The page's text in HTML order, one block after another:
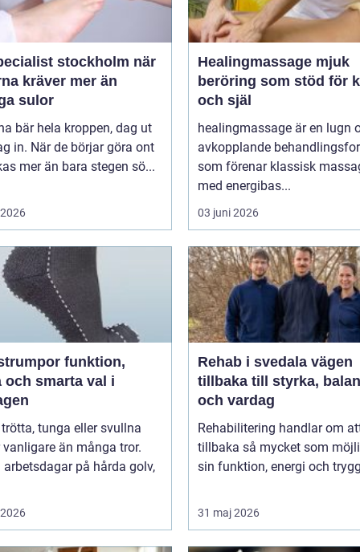
stockholm när
kräver mer än
sulor
bär hela kroppen, dag ut
in. När de börjar göra ont
påverkas mer än bara stegen sö...
Healingmassage mjuk
beröring som stöd för
och själ
healingmassage är en lugn
avkopplande
som förenar klassisk
med energibas...
03 juni 2026
funktion,
och smarta val i
tunga eller svullna
vanligare än många tror.
arbetsdagar på hårda golv,
Rehab i svedala vägen
tillbaka till styrka,
och vardag
Rehabilitering handlar om
tillbaka så mycket som
sin funktion, energi och
31 maj 2026